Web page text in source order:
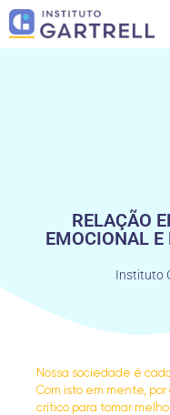
RELAÇÃO
EMOCIONAL
Instituto
Nossa sociedade é
Com isto em mente,
crítico para tomar